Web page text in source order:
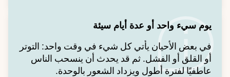
يوم سيء واحد أو عدة أيام سيئة
في بعض الأحيان يأتي كل شيء في وقت واحد: التوتر
أو القلق أو الفشل. ثم قد يحدث أن ينسحب الناس
عاطفيًا لفترة أطول ويزداد الشعور بالوحدة.